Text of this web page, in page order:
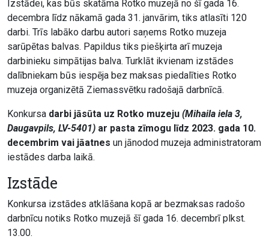
Izstādei, kas būs skatāma Rotko muzejā no šī gada 16.
decembra līdz nākamā gada 31. janvārim, tiks atlasīti 120
darbi. Trīs labāko darbu autori saņems Rotko muzeja
sarūpētas balvas. Papildus tiks piešķirta arī muzeja
darbinieku simpātijas balva. Turklāt ikvienam izstādes
dalībniekam būs iespēja bez maksas piedalīties Rotko
muzeja organizētā Ziemassvētku radošajā darbnīcā.
Konkursa darbi jāsūta uz Rotko muzeju (Mihaila iela 3,
Daugavpils, LV-5401) ar pasta zīmogu līdz 2023. gada 10.
decembrim vai jāatnes un jānodod muzeja administratoram
iestādes darba laikā.
Izstāde
Konkursa izstādes atklāšana kopā ar bezmaksas radošo
darbnīcu notiks Rotko muzejā šī gada 16. decembrī plkst.
13.00.